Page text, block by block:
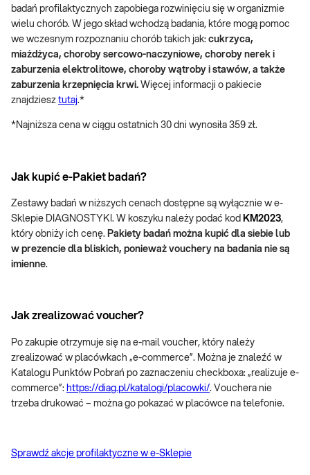
badań profilaktycznych zapobiega rozwinięciu się w organizmie
wielu chorób. W jego skład wchodzą badania, które mogą pomoc
we wczesnym rozpoznaniu chorób takich jak: cukrzyca,
miażdżyca, choroby sercowo-naczyniowe, choroby nerek i
zaburzenia elektrolitowe, choroby wątroby i stawów, a także
zaburzenia krzepnięcia krwi. Więcej informacji o pakiecie
znajdziesz tutaj.*
*Najniższa cena w ciągu ostatnich 30 dni wynosiła 359 zł.
Jak kupić e-Pakiet badań?
Zestawy badań w niższych cenach dostępne są wyłącznie w e-
Sklepie DIAGNOSTYKI. W koszyku należy podać kod KM2023,
który obniży ich cenę. Pakiety badań można kupić dla siebie lub
w prezencie dla bliskich, ponieważ vouchery na badania nie są
imienne.
Jak zrealizować voucher?
Po zakupie otrzymuje się na e-mail voucher, który należy
zrealizować w placówkach „e-commerce”. Można je znaleźć w
Katalogu Punktów Pobrań po zaznaczeniu checkboxa: „realizuje e-
commerce”: https://diag.pl/katalogi/placowki/. Vouchera nie
trzeba drukować – można go pokazać w placówce na telefonie.
Sprawdź akcje profilaktyczne w e-Sklepie